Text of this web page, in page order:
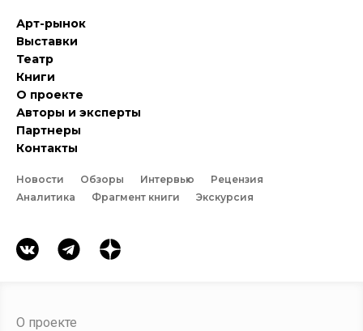
Арт-рынок
Выставки
Театр
Книги
О проекте
Авторы и эксперты
Партнеры
Контакты
Новости Обзоры Интервью
Рецензия
Аналитика
Фрагмент книги Экскурсия
О проекте